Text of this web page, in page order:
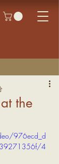
the
976ecd_d
4